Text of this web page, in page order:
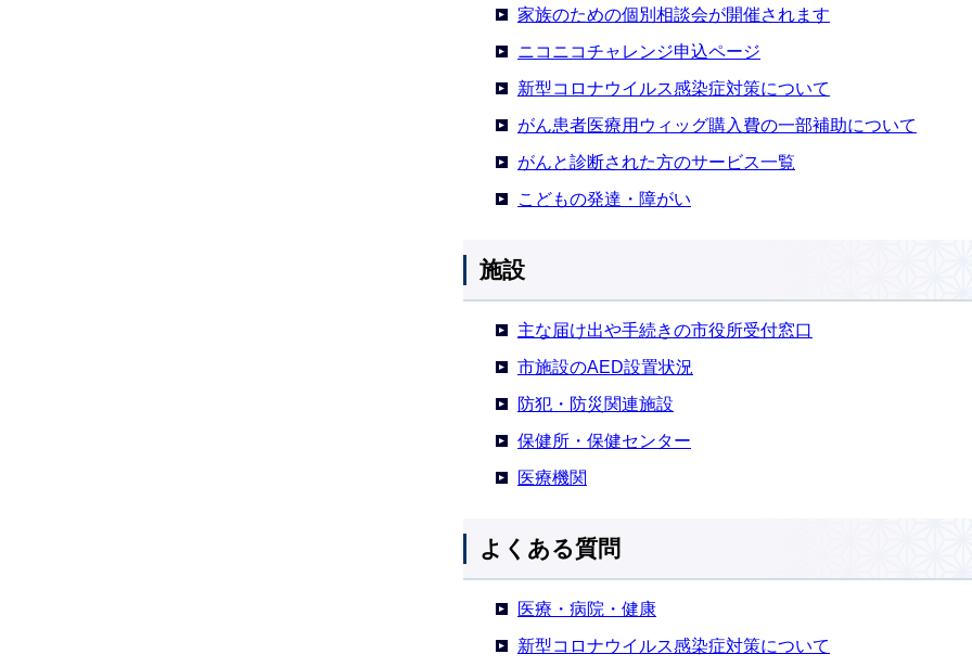
家族のための個別相談会が開催されます
ニコニコチャレンジ申込ページ
新型コロナウイルス感染症対策について
がん患者医療用ウィッグ購入費の一部補助について
がんと診断された方のサービス一覧
こどもの発達・障がい
施設
主な届け出や手続きの市役所受付窓口
市施設のAED設置状況
防犯・防災関連施設
保健所・保健センター
医療機関
よくある質問
医療・病院・健康
新型コロナウイルス感染症対策について